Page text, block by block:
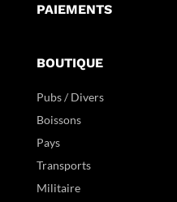
PAIEMENTS
BOUTIQUE
Pubs / Divers
Boissons
Pays
Transports
Militaire